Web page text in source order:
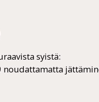
syistä: